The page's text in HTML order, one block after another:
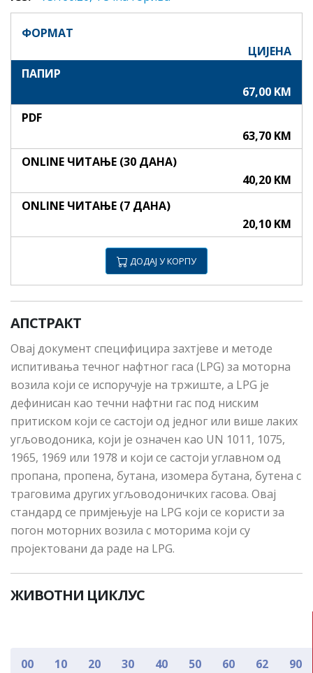
ФОРМАТ
ЦИЈЕНА
ПАПИР
67,00 KM
PDF
63,70 KM
ONLINE ЧИТАЊЕ (30 ДАНА)
40,20 KM
ONLINE ЧИТАЊЕ (7 ДАНА)
20,10 KM
ДОДАЈ У КОРПУ
АПСТРАКТ
Овај документ специфицира захтјеве и методе
испитивања течног нафтног гаса (LPG) за моторна
возила који се испоручује на тржиште, а LPG је
дефинисан као течни нафтни гас под ниским
притиском који се састоји од једног или више лаких
угљоводоника, који је означен као UN 1011, 1075,
1965, 1969 или 1978 и који се састоји углавном од
пропана, пропена, бутана, изомера бутана, бутена с
траговима других угљоводоничких гасова. Овај
стандард се примјењује на LPG који се користи за
погон моторних возила с моторима који су
пројектовани да раде на LPG.
ЖИВОТНИ ЦИКЛУС
00 10 20 30 40 50 60 62 90